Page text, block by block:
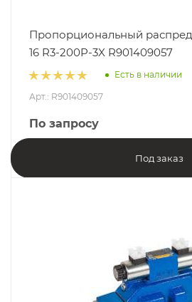
Пропорциональный
16 R3-200P-3X R901409057
Есть в наличии
Арт.: R901409057
По запросу
Под заказ